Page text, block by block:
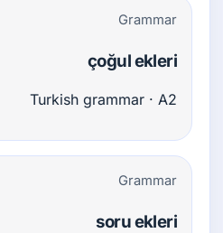
Grammar
çoğul ekleri
Turkish grammar · A2
Grammar
soru ekleri